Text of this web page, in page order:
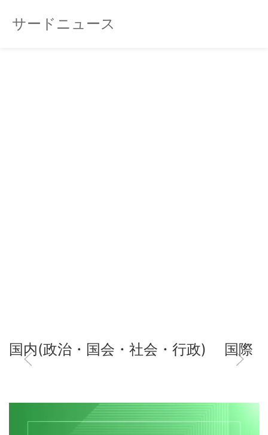
サードニュース
国内(政治・国会・社会・行政) 国際